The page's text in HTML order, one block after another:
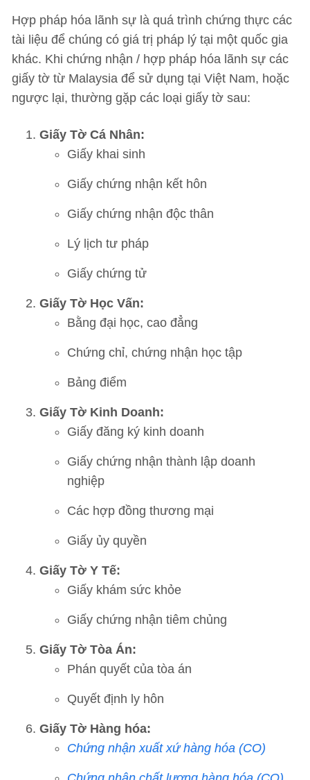
Hợp pháp hóa lãnh sự là quá trình chứng thực các
tài liệu để chúng có giá trị pháp lý tại một quốc gia
khác. Khi chứng nhận / hợp pháp hóa lãnh sự các
giấy tờ từ Malaysia để sử dụng tại Việt Nam, hoặc
ngược lại, thường gặp các loại giấy tờ sau:
Giấy Tờ Cá Nhân:
Giấy khai sinh
Giấy chứng nhận kết hôn
Giấy chứng nhận độc thân
Lý lịch tư pháp
Giấy chứng tử
Giấy Tờ Học Vấn:
Bằng đại học, cao đẳng
Chứng chỉ, chứng nhận học tập
Bảng điểm
Giấy Tờ Kinh Doanh:
Giấy đăng ký kinh doanh
Giấy chứng nhận thành lập doanh
nghiệp
Các hợp đồng thương mại
Giấy ủy quyền
Giấy Tờ Y Tế:
Giấy khám sức khỏe
Giấy chứng nhận tiêm chủng
Giấy Tờ Tòa Án:
Phán quyết của tòa án
Quyết định ly hôn
Giấy Tờ Hàng hóa:
Chứng nhận xuất xứ hàng hóa (CO)